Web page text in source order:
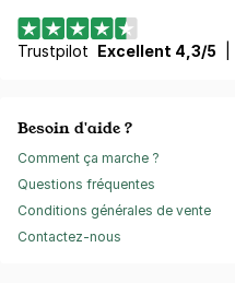
Trustpilot Excellent 4,3/5
Besoin d'aide ?
Comment ça marche ?
Questions fréquentes
Conditions générales de vente
Contactez-nous